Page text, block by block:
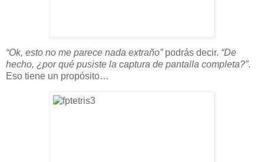
“Ok, esto no me parece nada extraño”podrás decir. “De
hecho, ¿por qué pusiste la captura de pantalla completa?”.
Eso tiene un propósito…